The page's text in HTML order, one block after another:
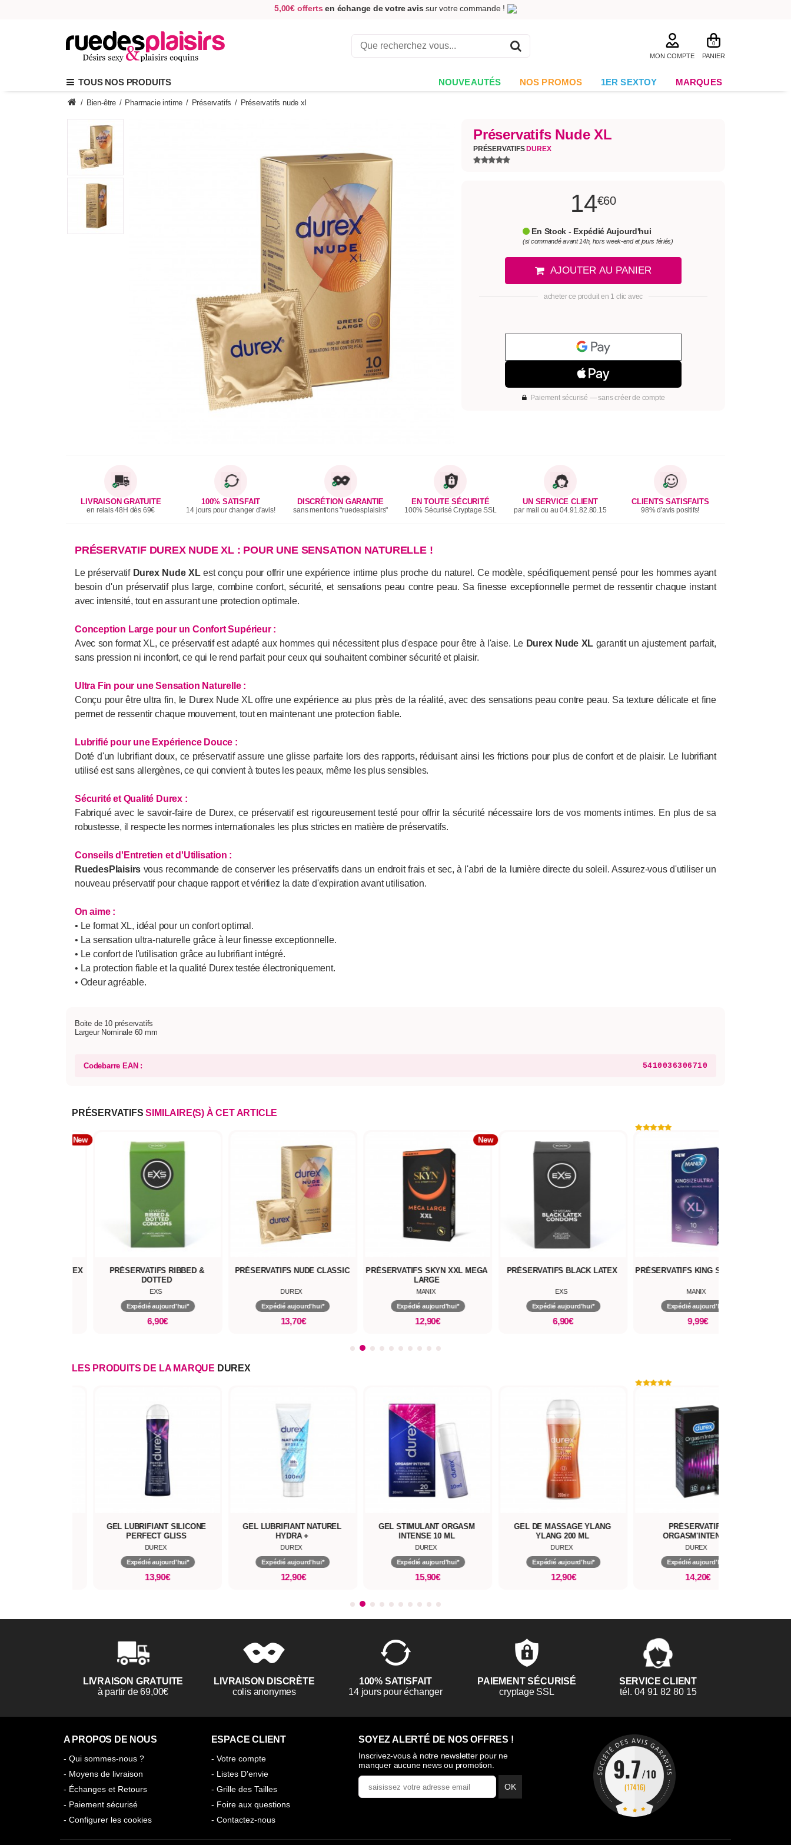
5,00€ offerts en échange de votre avis sur votre commande !
MON COMPTE
0
PANIER
TOUS NOS PRODUITS NOUVEAUTÉS NOS PROMOS 1ER SEXTOY MARQUES
/ Bien-être / Pharmacie intime / Préservatifs / Préservatifs nude xl
Préservatifs Nude XL
PRÉSERVATIFSDUREX
14€60
En Stock - Expédié Aujourd'hui
(si commandé avant 14h, hors week-end et jours fériés)
AJOUTER AU PANIER
acheter ce produit en 1 clic avec
Paiement sécurisé — sans créer de compte
LIVRAISON GRATUITE
en relais 48H dès 69€
100% SATISFAIT
14 jours pour changer d'avis!
DISCRÉTION GARANTIE
sans mentions "ruedesplaisirs"
EN TOUTE SÉCURITÉ
100% Sécurisé Cryptage SSL
UN SERVICE CLIENT
par mail ou au 04.91.82.80.15
CLIENTS SATISFAITS
98% d'avis positifs!
PRÉSERVATIF DUREX NUDE XL : POUR UNE SENSATION NATURELLE !
Le préservatifDurex Nude XLest conçu pour offrir une expérience intime plus proche du naturel. Ce modèle, spécifiquement pensé pour les hommes ayant
besoin d'un préservatif plus large, combine confort, sécurité, et sensations peau contre peau. Sa finesse exceptionnelle permet de ressentir chaque instant
avec intensité, tout en assurant une protection optimale.
Conception Large pour un Confort Supérieur :
Avec son format XL, ce préservatif est adapté aux hommes qui nécessitent plus d'espace pour être à l'aise. Le Durex Nude XL garantit un ajustement parfait,
sans pression ni inconfort, ce qui le rend parfait pour ceux qui souhaitent combiner sécurité et plaisir.
Ultra Fin pour une Sensation Naturelle :
Conçu pour être ultra fin, le Durex Nude XL offre une expérience au plus près de la réalité, avec des sensations peau contre peau. Sa texture délicate et fine
permet de ressentir chaque mouvement, tout en maintenant une protection fiable.
Lubrifié pour une Expérience Douce :
Doté d'un lubrifiant doux, ce préservatif assure une glisse parfaite lors des rapports, réduisant ainsi les frictions pour plus de confort et de plaisir. Le lubrifiant
utilisé est sans allergènes, ce qui convient à toutes les peaux, même les plus sensibles.
Sécurité et Qualité Durex :
Fabriqué avec le savoir-faire de Durex, ce préservatif est rigoureusement testé pour offrir la sécurité nécessaire lors de vos moments intimes. En plus de sa
robustesse, il respecte les normes internationales les plus strictes en matière de préservatifs.
Conseils d'Entretien et d'Utilisation :
RuedesPlaisirs vous recommande de conserver les préservatifs dans un endroit frais et sec, à l'abri de la lumière directe du soleil. Assurez-vous d'utiliser un
nouveau préservatif pour chaque rapport et vérifiez la date d'expiration avant utilisation.
On aime :
• Le format XL, idéal pour un confort optimal.
• La sensation ultra-naturelle grâce à leur finesse exceptionnelle.
• Le confort de l'utilisation grâce au lubrifiant intégré.
• La protection fiable et la qualité Durex testée électroniquement.
• Odeur agréable.
Boite de 10 préservatifs
Largeur Nominale 60 mm
Codebarre EAN : 5410036306710
PRÉSERVATIFS SIMILAIRE(S) À CET ARTICLE
PULL NON-LATEX
New
PRÉSERVATIFS RIBBED &
DOTTED
EXS
Expédié aujourd'hui*
6,90€
PRÉSERVATIFS NUDE CLASSIC
DUREX
Expédié aujourd'hui*
13,70€
PRÉSERVATIFS SKYN XXL MEGA
LARGE
MANIX
Expédié aujourd'hui*
12,90€
New
PRÉSERVATIFS BLACK LATEX
EXS
Expédié aujourd'hui*
6,90€
PRÉSERVATIFS KING SIZE ULTRA
MANIX
Expédié aujourd'hui*
9,99€
LES PRODUITS DE LA MARQUE DUREX
GEL LUBRIFIANT SILICONE
PERFECT GLISS
DUREX
Expédié aujourd'hui*
13,90€
GEL LUBRIFIANT NATUREL
HYDRA +
DUREX
Expédié aujourd'hui*
12,90€
GEL STIMULANT ORGASM
INTENSE 10 ML
DUREX
Expédié aujourd'hui*
15,90€
GEL DE MASSAGE YLANG
YLANG 200 ML
DUREX
Expédié aujourd'hui*
12,90€
PRÉSERVATIFS
ORGASM'INTENSE
DUREX
Expédié aujourd'hui*
14,20€
LIVRAISON GRATUITE
à partir de 69,00€
LIVRAISON DISCRÈTE
colis anonymes
100% SATISFAIT
14 jours pour échanger
PAIEMENT SÉCURISÉ
cryptage SSL
SERVICE CLIENT
tél. 04 91 82 80 15
A PROPOS DE NOUS
- Qui sommes-nous ?
- Moyens de livraison
- Échanges et Retours
- Paiement sécurisé
- Configurer les cookies
ESPACE CLIENT
- Votre compte
- Listes D'envie
- Grille des Tailles
- Foire aux questions
- Contactez-nous
SOYEZ ALERTÉ DE NOS OFFRES !
Inscrivez-vous à notre newsletter pour ne
manquer aucune news ou promotion.
OK